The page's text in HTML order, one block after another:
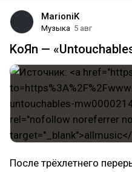
MarioniK
Музыка 5 авг
KoЯn —
После трёхлетнего